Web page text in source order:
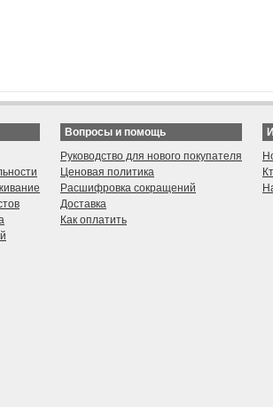
Вопросы и помощь
Руководство для нового покупателя
Ценовая политика
Расшифровка сокращений
Доставка
Как оплатить